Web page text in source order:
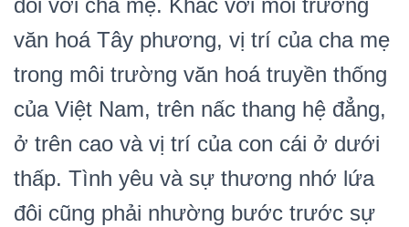
đối với cha mẹ. Khác với môi trường
văn hoá Tây phương, vị trí của cha mẹ
trong môi trường văn hoá truyền thống
của Việt Nam, trên nấc thang hệ đẳng,
ở trên cao và vị trí của con cái ở dưới
thấp. Tình yêu và sự thương nhớ lứa
đôi cũng phải nhường bước trước sự